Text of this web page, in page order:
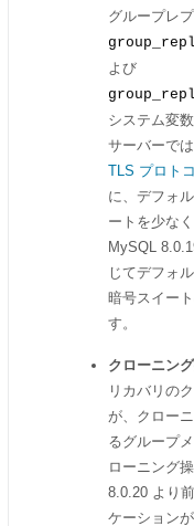
グループレ
よび
システム変
サーバーでは
TLS プロト
に、デフォ
ートを少な
MySQL
じてデフォ
暗号スイー
す。
クローニン
リカバリの
が、クロー
るグループ
ローニング
8.0.20 より
ケーション